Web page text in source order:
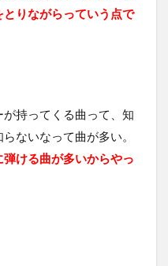
りながらっていう点で
が持ってくる曲って、知
ないなって曲が多い。
ける曲が多いからやっ